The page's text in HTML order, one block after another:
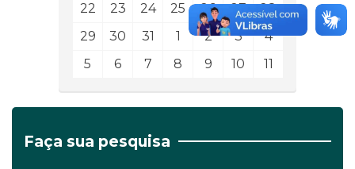
22
23 24 25 26 27
28
29
30 31 1 2 3
4
5
6 7 8 9 10 11
Faça sua pesquisa